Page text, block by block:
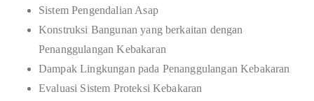
Sistem Pengendalian Asap
Konstruksi Bangunan yang berkaitan dengan
Penanggulangan Kebakaran
Dampak Lingkungan pada Penanggulangan Kebakaran
Evaluasi Sistem Proteksi Kebakaran